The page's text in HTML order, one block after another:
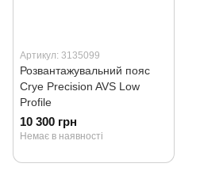
Артикул: 3135099
Розвантажувальний пояс
Crye Precision AVS Low
Profile
10 300 грн
Немає в наявності